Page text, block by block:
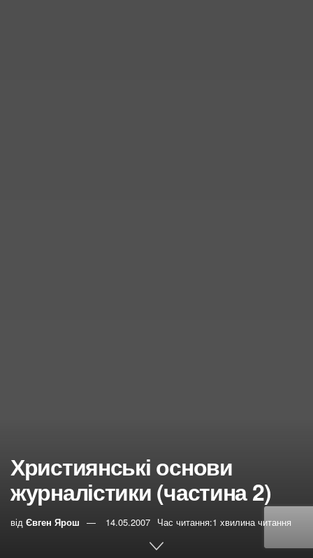
Християнські основи
журналістики (частина 2)
від Євген Ярош 14.05.2007 Час читання:1 хвилина читання